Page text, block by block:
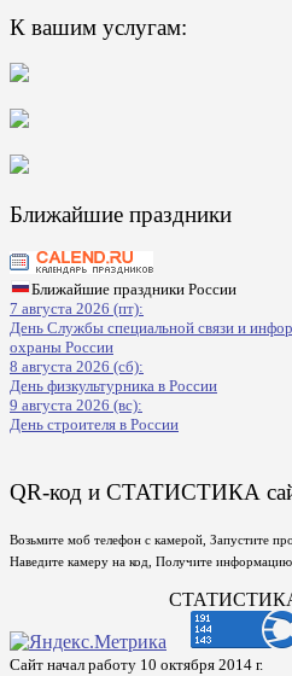
К вашим услугам:
Ближайшие праздники
Ближайшие праздники России
7 августа 2026 (пт):
День Службы специальной связи и
охраны России
8 августа 2026 (сб):
День физкультурника в России
9 августа 2026 (вс):
День строителя в России
QR-код и СТАТИСТИКА
Возьмите моб телефон с камерой, Запустите
Наведите камеру на код, Получите
Сайт начал работу 10 октября 2014 г.